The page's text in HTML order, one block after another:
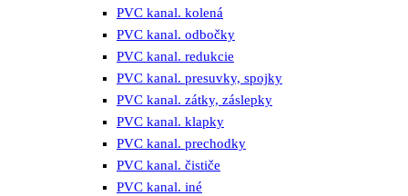
PVC kanal. kolená
PVC kanal. odbočky
PVC kanal. redukcie
PVC kanal. presuvky, spojky
PVC kanal. zátky, záslepky
PVC kanal. klapky
PVC kanal. prechodky
PVC kanal. čističe
PVC kanal. iné